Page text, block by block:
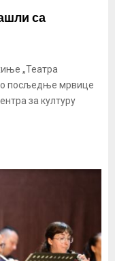
са
„Театра
посљедње мрвице
за културу